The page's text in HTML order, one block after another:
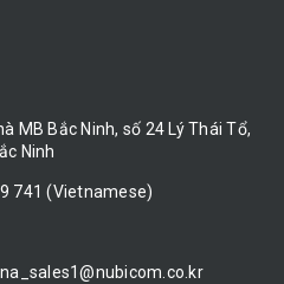
MB Bắc Ninh, số 24 Lý Thái Tổ,
Ninh
741 (Vietnamese)